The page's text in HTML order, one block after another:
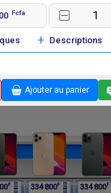
Fcfa
+ Descriptions
Ajouter au panier
F F 334 800F
F 334 800F 334 800F